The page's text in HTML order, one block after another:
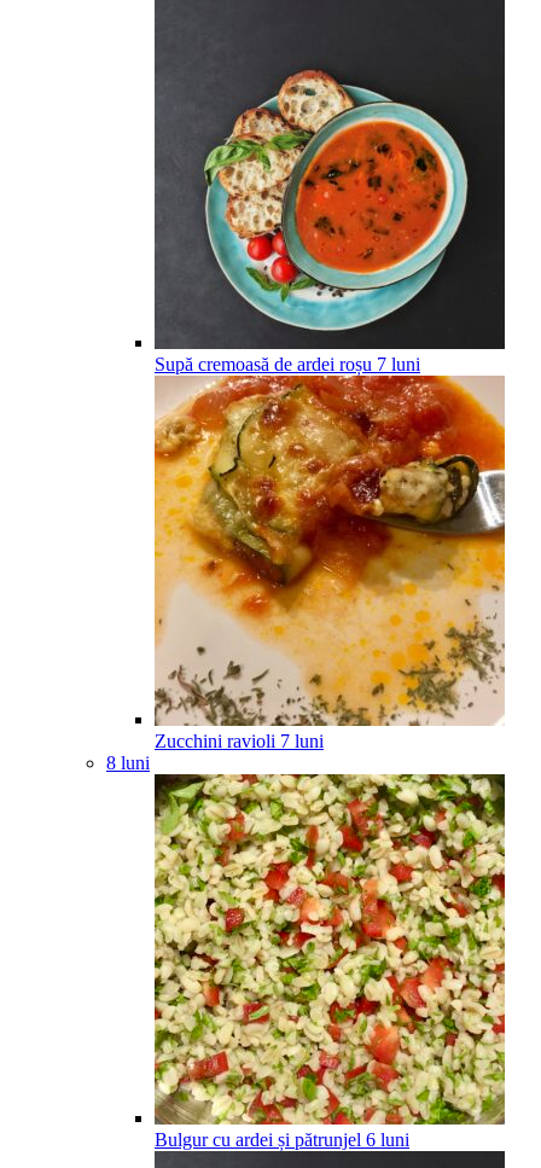
Supă cremoasă de ardei roșu 7 luni
Zucchini ravioli 7 luni
8 luni
Bulgur cu ardei și pătrunjel 6 luni